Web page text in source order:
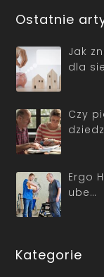
Ostatnie
Jak
dla
Czy
Ergo
ube…
Kategorie